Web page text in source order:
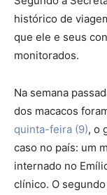
histórico de
que ele e seus
monitorados.
Na semana
dos macacos
quinta-feira (9), o
caso no país: um
internado no
clínico. O